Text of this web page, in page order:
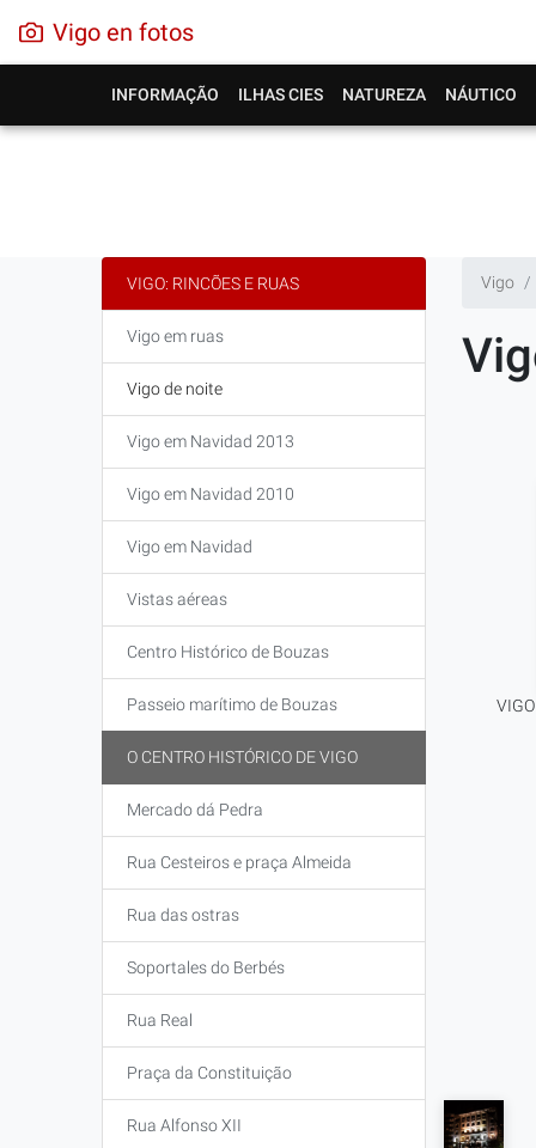
Vigo en fotos
INFORMAÇÃO ILHAS CIES NATUREZA NÁUTICO
Vigo
VIGO: RINCÕES E RUAS
Vigo em ruas
Vigo de noite
Vigo em Navidad 2013
Vigo em Navidad 2010
Vigo em Navidad
Vistas aéreas
Centro Histórico de Bouzas
Passeio marítimo de Bouzas
O CENTRO HISTÓRICO DE VIGO
Mercado dá Pedra
Rua Cesteiros e praça Almeida
Rua das ostras
Soportales do Berbés
Rua Real
Praça da Constituição
Rua Alfonso XII